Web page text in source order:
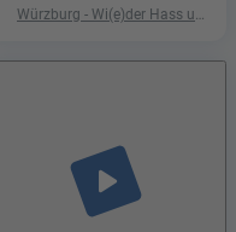
Würzburg - Wi(e)der Hass und
play_arrow